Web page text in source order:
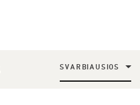
SVARBIAUSIOS